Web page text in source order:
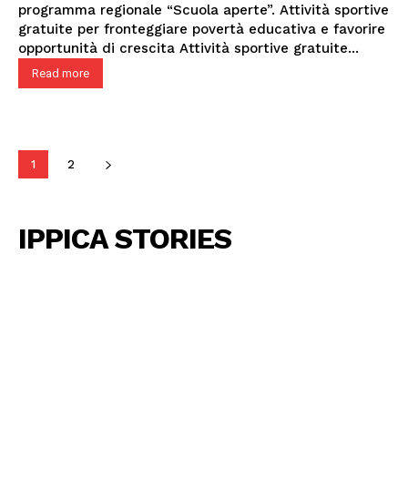
programma regionale “Scuola aperte”. Attività sportive
gratuite per fronteggiare povertà educativa e favorire
opportunità di crescita Attività sportive gratuite...
Read more
1 2
IPPICA STORIES